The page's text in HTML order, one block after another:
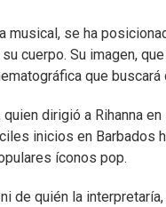
se ha
cuerpo. Su imagen,
que buscará
dirigió a Rihanna
inicios en Barbados
íconos pop.
de quién la